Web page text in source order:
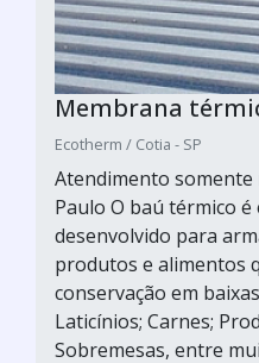
Membrana
Ecotherm / Cotia - SP
Atendimento somente
Paulo O baú térmico é
desenvolvido para
produtos e alimentos
conservação em
Laticínios; Carnes;
Sobremesas, entre